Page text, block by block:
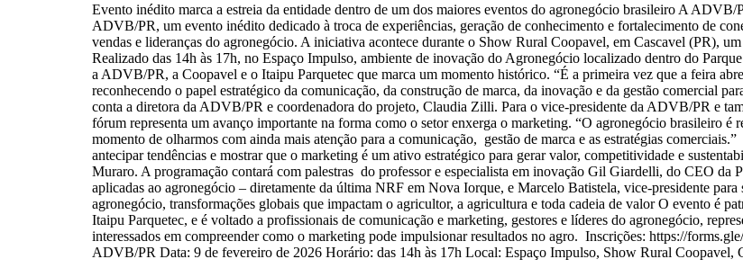
Evento inédito marca a estreia da entidade dentro de um dos maiores eventos do agronegócio brasileiro A
ADVB/PR, um evento inédito dedicado à troca de experiências, geração de conhecimento e fortalecimento de
vendas e lideranças do agronegócio. A iniciativa acontece durante o Show Rural Coopavel, em Cascavel (PR),
Realizado das 14h às 17h, no Espaço Impulso, ambiente de inovação do Agronegócio localizado dentro do
a ADVB/PR, a Coopavel e o Itaipu Parquetec que marca um momento histórico. “É a primeira vez que a feira
reconhecendo o papel estratégico da comunicação, da construção de marca, da inovação e da gestão comercial
conta a diretora da ADVB/PR e coordenadora do projeto, Claudia Zilli. Para o vice-presidente da ADVB/PR e
fórum representa um avanço importante na forma como o setor enxerga o marketing. “O agronegócio brasileiro
momento de olharmos com ainda mais atenção para a comunicação, gestão de marca e as estratégias
antecipar tendências e mostrar que o marketing é um ativo estratégico para gerar valor, competitividade e
Muraro. A programação contará com palestras do professor e especialista em inovação Gil Giardelli, do CEO da
aplicadas ao agronegócio – diretamente da última NRF em Nova Iorque, e Marcelo Batistela, vice-presidente
agronegócio, transformações globais que impactam o agricultor, a agricultura e toda cadeia de valor O evento é
Itaipu Parquetec, e é voltado a profissionais de comunicação e marketing, gestores e líderes do agronegócio,
interessados em compreender como o marketing pode impulsionar resultados no agro. Inscrições: https://
ADVB/PR Data: 9 de fevereiro de 2026 Horário: das 14h às 17h Local: Espaço Impulso, Show Rural